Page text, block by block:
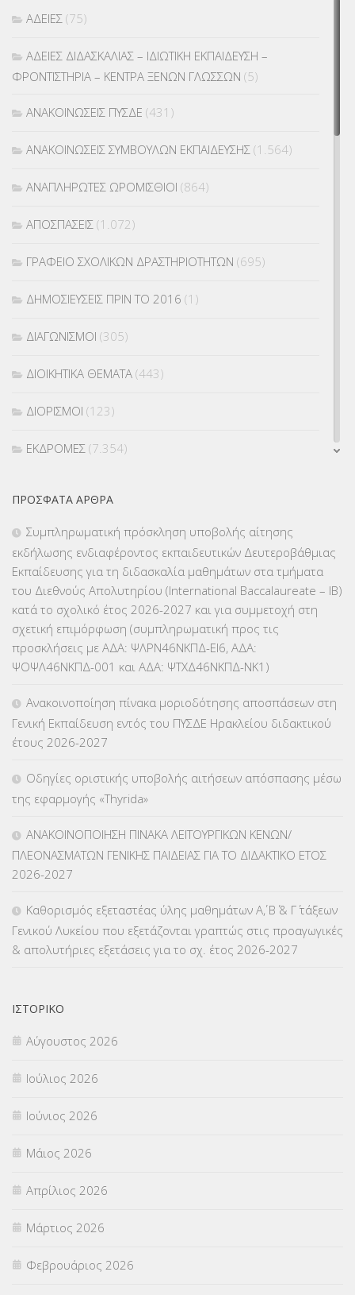
ΑΔΕΙΕΣ (75)
ΑΔΕΙΕΣ ΔΙΔΑΣΚΑΛΙΑΣ – ΙΔΙΩΤΙΚΗ ΕΚΠΑΙΔΕΥΣΗ –
ΦΡΟΝΤΙΣΤΗΡΙΑ – ΚΕΝΤΡΑ ΞΕΝΩΝ ΓΛΩΣΣΩΝ (5)
ΑΝΑΚΟΙΝΩΣΕΙΣ ΠΥΣΔΕ (431)
ΑΝΑΚΟΙΝΩΣΕΙΣ ΣΥΜΒΟΥΛΩΝ ΕΚΠΑΙΔΕΥΣΗΣ (1.564)
ΑΝΑΠΛΗΡΩΤΕΣ ΩΡΟΜΙΣΘΙΟΙ (864)
ΑΠΟΣΠΑΣΕΙΣ (1.072)
ΓΡΑΦΕΙΟ ΣΧΟΛΙΚΩΝ ΔΡΑΣΤΗΡΙΟΤΗΤΩΝ (695)
ΔΗΜΟΣΙΕΥΣΕΙΣ ΠΡΙΝ ΤΟ 2016 (1)
ΔΙΑΓΩΝΙΣΜΟΙ (305)
ΔΙΟΙΚΗΤΙΚΑ ΘΕΜΑΤΑ (443)
ΔΙΟΡΙΣΜΟΙ (123)
ΕΚΔΡΟΜΕΣ (7.354)
ΕΠΙΜΟΡΦΩΣΗ Τ.Π.Ε.(10)
ΕΥΡΩΠΑΪΚΑ ΠΡΟΓΡΑΜΜΑΤΑ(230)
ΚΕΣΥ (60)
ΚΕΣΥΠ(109)
ΚΠγ – ΚΡΑΤΙΚΟ ΠΙΣΤΟΠΟΙΗΤΙΚΟ ΓΛΩΣΣΟΜΑΘΕΙΑΣ(135)
ΚΠπ- ΚΡΑΤΙΚΟ ΠΙΣΤΟΠΟΙΗΤΙΚΟ ΠΛΗΡΟΦΟΡΙΚΗΣ
ΛΟΙΠΑ(309)
ΜΕΤΑΘΕΣΕΙΣ-ΤΟΠΟΘΕΤΗΣΕΙΣ ΒΕΛΤΙΩΣΕΙΣ(319)
ΜΕΤΑΦΟΡΑ ΜΑΘΗΤΩΝ(3)
ΟΙΚΟΝΟΜΙΚΑ ΘΕΜΑΤΑ
Π.Ε.Κ. ΗΡΑΚΛΕΙΟΥ
ΠΑΝΕΛΛΑΔΙΚΕΣ ΕΞΕΤΑΣΕΙΣ
ΠΡΟΚΗΡΥΞΕΙΣ
ΣΕΜΙΝΑΡΙΑ – ΗΜΕΡΙΔΕΣ
ΣΕΠ(50)
ΣΤΕΛΕΧΗ (360)
ΣΥΜΒΟΥΛΕΥΤΙΚΟΣ ΣΤΑΘΜΟΣ ΝΕΩΝ
ΠΡΌΣΦΑΤΑ ΆΡΘΡΑ
Συμπληρωματική πρόσκληση υποβολής αίτησης
εκδήλωσης ενδιαφέροντος εκπαιδευτικών Δευτεροβάθμιας
Εκπαίδευσης για τη διδασκαλία μαθημάτων στα τμήματα
του Διεθνούς Απολυτηρίου (International Baccalaureate – IB)
κατά το σχολικό έτος 2026-2027 και για συμμετοχή στη
σχετική επιμόρφωση (συμπληρωματική προς τις
προσκλήσεις με ΑΔΑ: ΨΛΡΝ46ΝΚΠΔ-ΕΙ6, ΑΔΑ:
ΨΟΨΛ46ΝΚΠΔ-001 και ΑΔΑ: ΨΤΧΔ46ΝΚΠΔ-ΝΚ1)
Ανακοινοποίηση πίνακα μοριοδότησης αποσπάσεων στη
Γενική Εκπαίδευση εντός του ΠΥΣΔΕ Ηρακλείου διδακτικού
έτους 2026-2027
Οδηγίες οριστικής υποβολής αιτήσεων απόσπασης μέσω
της εφαρμογής «Thyrida»
ΑΝΑΚΟΙΝΟΠΟΙΗΣΗ ΠΙΝΑΚΑ ΛΕΙΤΟΥΡΓΙΚΩΝ ΚΕΝΩΝ/
ΠΛΕΟΝΑΣΜΑΤΩΝ ΓΕΝΙΚΗΣ ΠΑΙΔΕΙΑΣ ΓΙΑ ΤΟ ΔΙΔΑΚΤΙΚΟ ΕΤΟΣ
2026-2027
Καθορισμός εξεταστέας ύλης μαθημάτων Α΄, Β΄ & Γ΄ τάξεων
Γενικού Λυκείου που εξετάζονται γραπτώς στις προαγωγικές
& απολυτήριες εξετάσεις για το σχ. έτος 2026-2027
ΙΣΤΟΡΙΚΌ
Αύγουστος 2026
Ιούλιος 2026
Ιούνιος 2026
Μάιος 2026
Απρίλιος 2026
Μάρτιος 2026
Φεβρουάριος 2026